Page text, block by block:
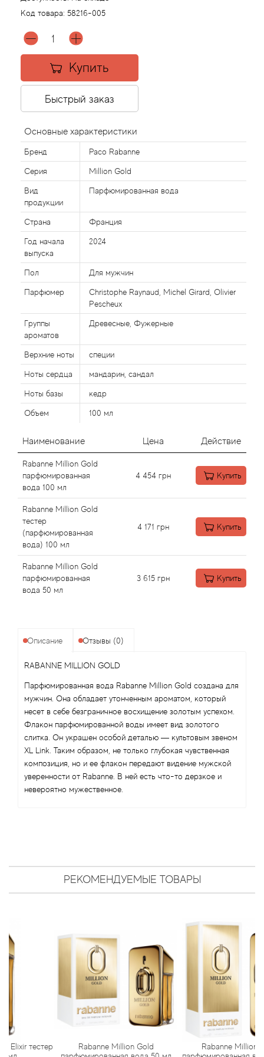
Код товара: 58216-005
Купить
Быстрый заказ
Основные характеристики
Бренд Paco Rabanne
Серия Million Gold
Вид
продукции
Парфюмированная вода
Страна Франция
Год начала
выпуска
2024
Пол Для мужчин
Парфюмер
Christophe Raynaud, Michel Girard, Olivier
Pescheux
Группы
ароматов
Древесные, Фужерные
Верхние ноты специи
Ноты сердца мандарин, сандал
Ноты базы кедр
Объем 100 мл
Наименование Цена Действие
Rabanne Million Gold
парфюмированная
вода 100 мл
4 454 грн Купить
Rabanne Million Gold
тестер
(парфюмированная
вода) 100 мл
4 171 грн Купить
Rabanne Million Gold
парфюмированная
вода 50 мл
3 615 грн Купить
Описание Отзывы (0)
RABANNE MILLION GOLD
Парфюмированная вода Rabanne Million Gold создана для
мужчин. Она обладает утонченным ароматом, который
несет в себе безграничное восхищение золотым успехом.
Флакон парфюмированной воды имеет вид золотого
слитка. Он украшен особой деталью — культовым звеном
XL Link. Таким образом, не только глубокая чувственная
композиция, но и ее флакон передают видение мужской
уверенности от Rabanne. В ней есть что-то дерзкое и
невероятно мужественное.
РЕКОМЕНДУЕМЫЕ ТОВАРЫ
тестер
Rabanne Million Gold
Rabanne Million Gold
Agonist
Aigner
Aj Arabia (Widian)
Al Haramain
Al Jazeera
Alaia Paris
Alexander McQueen
Alexandre Barthet
Alexandre J
Alfred Dunhill
Alyson Oldoini
Alyssa Ashley
American Crew
Amouage
Amouroud
Andre L'Arom
Angel Schlesser
Anima Mundi
Anna Sui
Antonia's Flowers
Antonio Banderas
Antonio Puig
Antonio Visconti
Ariana Grande
Armaf
Armand Basi
Arrogance